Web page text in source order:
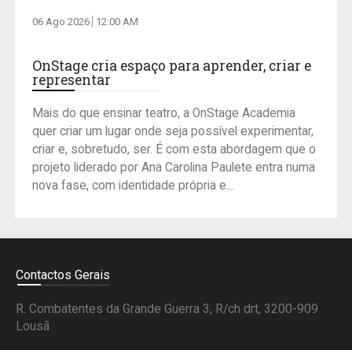
06 Ago 2026 12:00 AM
OnStage cria espaço para aprender, criar e
representar
Mais do que ensinar teatro, a OnStage Academia
quer criar um lugar onde seja possível experimentar,
criar e, sobretudo, ser. É com esta abordagem que o
projeto liderado por Ana Carolina Paulete entra numa
nova fase, com identidade própria e...
Contactos Gerais
R. Combatentes da Grande Guerra 3, R/ch drt, 3200-909
Lousã